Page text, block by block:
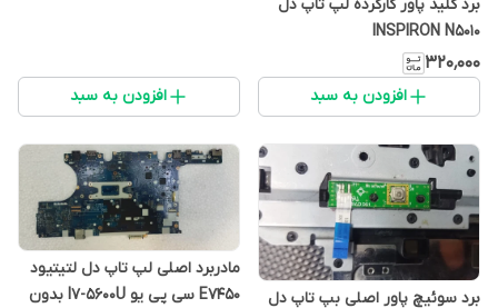
برد کلید پاور کارکرده لپ تاپ دل
INSPIRON N5010
۳۲۰٬۰۰۰
افزودن به سبد افزودن به سبد
برد سوئیچ پاور اصلی بپ تاپ دل
مادربرد اصلی لپ تاپ دل لتیتیود
E7450 سی پی یو I7-5600U بدون